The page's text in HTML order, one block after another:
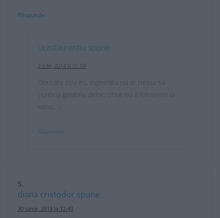
Răspunde
lauralaurentiu spune:
2 iulie, 2014 la 01:08
Din cate stiu eu, inghetata nu ar trebui sa
contina gelatina deloc, chiar nu ii foloseste la
nimic. :)
Răspunde
diana cristodor spune:
30 iunie, 2013 la 12:43